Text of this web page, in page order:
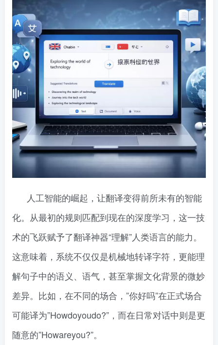
人工智能的崛起，让翻译变得前所未有的智能
化。从最初的规则匹配到现在的深度学习，这一技
术的飞跃赋予了翻译神器“理解”人类语言的能力。
这意味着，系统不仅仅是机械地转译字符，更能理
解句子中的语义、语气，甚至掌握文化背景的微妙
差异。比如，在不同的场合，”你好吗”在正式场合
可能译为”Howdoyoudo?”，而在日常对话中则是更
随意的”Howareyou?”。